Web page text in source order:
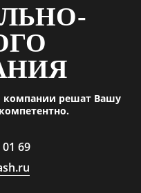
компании решат Вашу
69